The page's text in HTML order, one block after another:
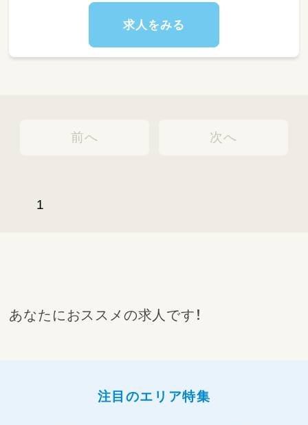
ブランクのある方も安心のフォロー体制あり！
13：00～ 出勤、午睡チェック
求人をみる
前へ
1
次へ
あなたにおススメの求人です！
注目のエリア特集